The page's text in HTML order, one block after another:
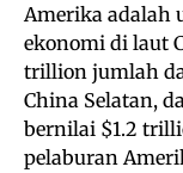
Amerika adalah
ekonomi di laut
trillion jumlah
China Selatan,
bernilai $1.2
pelaburan